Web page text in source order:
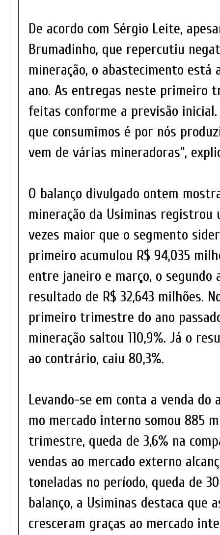
De acordo com Sérgio Leite,
Brumadinho, que repercutiu
mineração, o abastecimento está
ano. As entregas neste primeiro
feitas conforme a previsão
que consumimos é por nós
vem de várias mineradoras”,
O balanço divulgado ontem
mineração da Usiminas registrou
vezes maior que o segmento
primeiro acumulou R$ 94,035
entre janeiro e março, o segundo
resultado de R$ 32,643 milhões.
primeiro trimestre do ano
mineração saltou 110,9%. Já o
ao contrário, caiu 80,3%.
Levando-se em conta a venda do
mo mercado interno somou 885
trimestre, queda de 3,6% na
vendas ao mercado externo
toneladas no período, queda de
balanço, a Usiminas destaca que
cresceram graças ao mercado